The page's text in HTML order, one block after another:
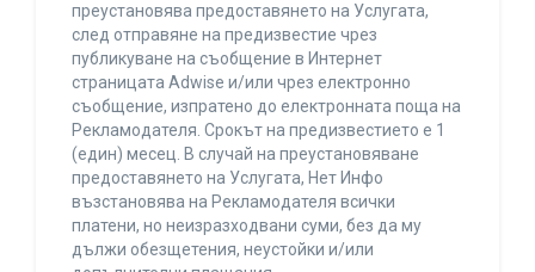
преустановява предоставянето на Услугата,
след отправяне на предизвестие чрез
публикуване на съобщение в Интернет
страницата Adwise и/или чрез електронно
съобщение, изпратено до електронната поща на
Рекламодателя. Срокът на предизвестието е 1
(един) месец. В случай на преустановяване
предоставянето на Услугата, Нет Инфо
възстановява на Рекламодателя всички
платени, но неизразходвани суми, без да му
дължи обезщетения, неустойки и/или